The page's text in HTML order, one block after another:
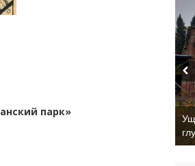
парк»